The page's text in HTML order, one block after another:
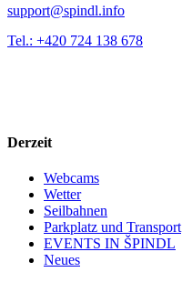
support@spindl.info
Tel.: +420 724 138 678
Derzeit
Webcams
Wetter
Seilbahnen
Parkplatz und Transport
EVENTS IN ŠPINDL
Neues